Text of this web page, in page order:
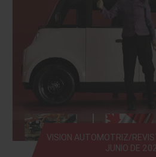
VISION AUTOMOTRIZ/
JUNIO DE